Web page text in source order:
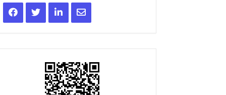
Share
this
Facebook
Share
this
Twitter
Share
this
LinkedIn
Share
this
Email